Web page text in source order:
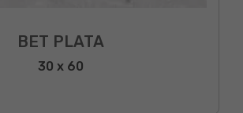
BET PLATA
30 x 60